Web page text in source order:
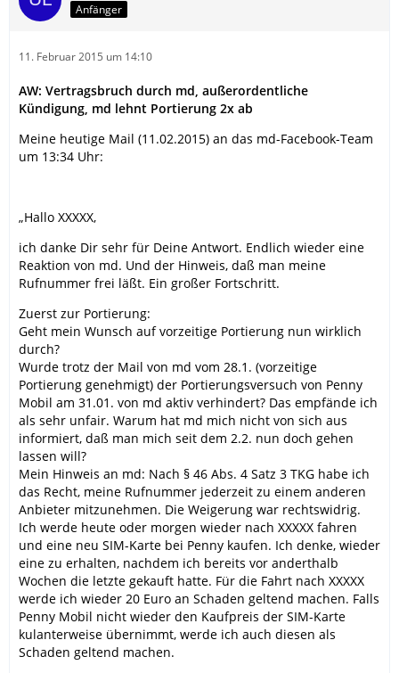
Anfänger
11. Februar 2015 um 14:10
AW: Vertragsbruch durch md, außerordentliche
Kündigung, md lehnt Portierung 2x ab
Meine heutige Mail (11.02.2015) an das md-Facebook-Team
um 13:34 Uhr:
„Hallo XXXXX,
ich danke Dir sehr für Deine Antwort. Endlich wieder eine
Reaktion von md. Und der Hinweis, daß man meine
Rufnummer frei läßt. Ein großer Fortschritt.
Zuerst zur Portierung:
Geht mein Wunsch auf vorzeitige Portierung nun wirklich
durch?
Wurde trotz der Mail von md vom 28.1. (vorzeitige
Portierung genehmigt) der Portierungsversuch von Penny
Mobil am 31.01. von md aktiv verhindert? Das empfände ich
als sehr unfair. Warum hat md mich nicht von sich aus
informiert, daß man mich seit dem 2.2. nun doch gehen
lassen will?
Mein Hinweis an md: Nach § 46 Abs. 4 Satz 3 TKG habe ich
das Recht, meine Rufnummer jederzeit zu einem anderen
Anbieter mitzunehmen. Die Weigerung war rechtswidrig.
Ich werde heute oder morgen wieder nach XXXXX fahren
und eine neu SIM-Karte bei Penny kaufen. Ich denke, wieder
eine zu erhalten, nachdem ich bereits vor anderthalb
Wochen die letzte gekauft hatte. Für die Fahrt nach XXXXX
werde ich wieder 20 Euro an Schaden geltend machen. Falls
Penny Mobil nicht wieder den Kaufpreis der SIM-Karte
kulanterweise übernimmt, werde ich auch diesen als
Schaden geltend machen.